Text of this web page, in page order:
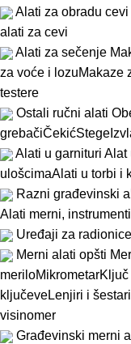
Alati za obradu cevi
alati za cevi
Alati za sečenje
za voće i lozuMakaze
testere
Ostali ručni alati
grebačiČekićStege
Alati u garnituri Alat
ulošcimaAlati u torbi i
Razni građevinski
Alati merni,
Uređaji za
Merni alati opšti
meriloMikrometar
ključeveLenjiri i šestari
visinomer
Građevinski merni